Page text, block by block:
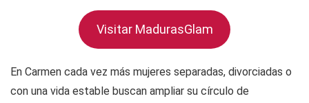
Visitar MadurasGlam
En Carmen cada vez más mujeres separadas, divorciadas o
con una vida estable buscan ampliar su círculo de